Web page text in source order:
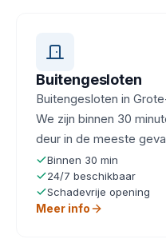
Buitengesloten
Buitengesloten in
We zijn binnen 30
deur in de meeste
Binnen 30 min
24/7 beschikbaar
Schadevrije opening
Meer info